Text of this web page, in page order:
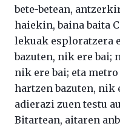
bete-betean,
haiekin, baina baita
lekuak esploratzera
bazuten, nik ere bai;
nik ere bai; eta
hartzen bazuten, nik
adierazi zuen testu
Bitartean, aitaren